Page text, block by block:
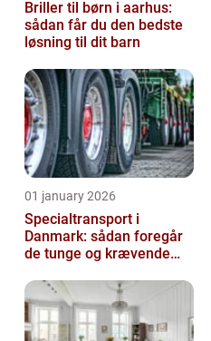
Briller til børn i aarhus:
sådan får du den bedste
løsning til dit barn
01 january 2026
Specialtransport i
Danmark: sådan foregår
de tunge og krævende